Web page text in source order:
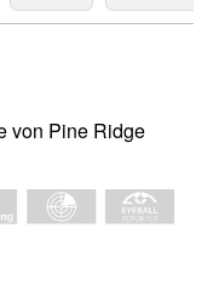
von Pine Ridge